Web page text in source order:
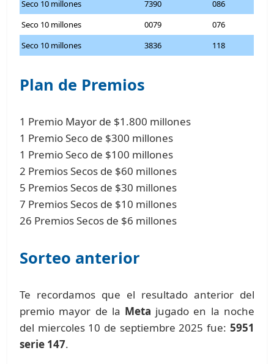
Seco 10 millones 7390
086
Seco 10 millones
0079
076
Seco 10 millones
3836 118
Plan de Premios
1 Premio Mayor de $1.800 millones
1 Premio Seco de $300 millones
1 Premio Seco de $100 millones
2 Premios Secos de $60 millones
5 Premios Secos de $30 millones
7 Premios Secos de $10 millones
26 Premios Secos de $6 millones
Sorteo anterior
Te recordamos que el resultado anterior del
premio mayor de la Meta jugado en la noche
del miercoles 10 de septiembre 2025 fue: 5951
serie 147.